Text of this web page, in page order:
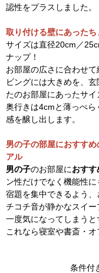
認性をプラスしました。
取り付ける壁にあった
サイズは直径20cm／
ナップ！
お部屋の広さに合わせ
ビングには大きめを、
たのお部屋にあったサイ
奥行きは4cmと薄っぺら
感を醸し出します。
男の子の部屋におすす
アル
男の子のお部屋におすす
ン性だけでなく機能性に
宿題を集中できるよう
チコチ音が静かなスイー
一度気になってしまうと
これなら寝室や書斎・オ
条件付